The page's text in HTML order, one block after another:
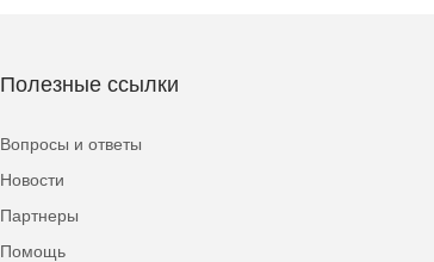
Полезные ссылки
Вопросы и ответы
Новости
Партнеры
Помощь